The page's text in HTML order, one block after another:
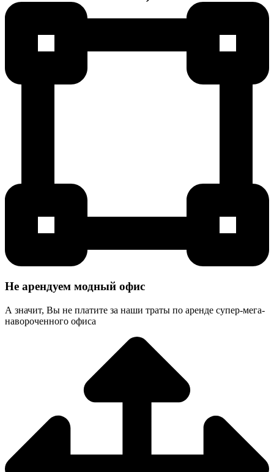
Не арендуем модный офис
А значит, Вы не платите за наши траты по аренде супер-мега-
навороченного офиса